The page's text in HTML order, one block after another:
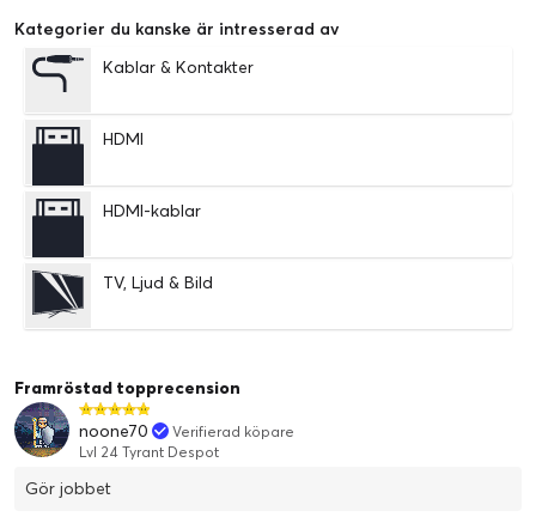
Kategorier du kanske är intresserad av
Kablar & Kontakter
HDMI
HDMI-kablar
TV, Ljud & Bild
Framröstad topprecension
noone70
Verifierad köpare
Lvl 24 Tyrant Despot
Gör jobbet